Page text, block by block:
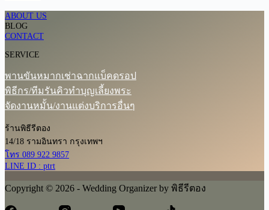
ABOUT US
BLOG
CONTACT
SERVICE
พานขันหมากเช่าฉากแบ็คดรอป
พิธีกร/ทีมรันคิวทำบุญเลี้ยงพระ
จัดงานหมั้น/งานแต่งบริการอื่นๆ
ร้านพิธีรีตอง
14/18 รามอินทรา กรุงเทพฯ
โทร 089 922 9857
LINE ID : ptrt
Copyright © 2026 - Wedding Organizer by พิธีรีตอง